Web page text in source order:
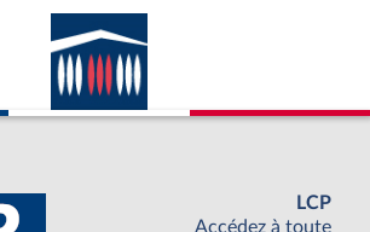
LCP
Accédez à toute